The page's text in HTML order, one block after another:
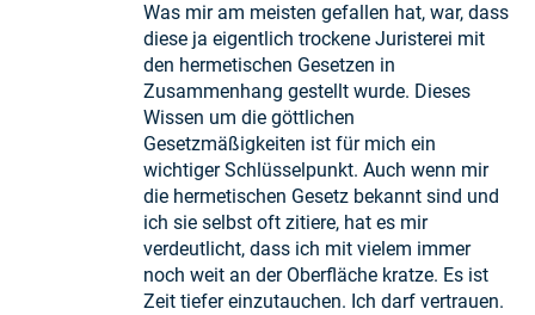
Was mir am meisten gefallen hat, war, dass
diese ja eigentlich trockene Juristerei mit
den hermetischen Gesetzen in
Zusammenhang gestellt wurde. Dieses
Wissen um die göttlichen
Gesetzmäßigkeiten ist für mich ein
wichtiger Schlüsselpunkt. Auch wenn mir
die hermetischen Gesetz bekannt sind und
ich sie selbst oft zitiere, hat es mir
verdeutlicht, dass ich mit vielem immer
noch weit an der Oberfläche kratze. Es ist
Zeit tiefer einzutauchen. Ich darf vertrauen.